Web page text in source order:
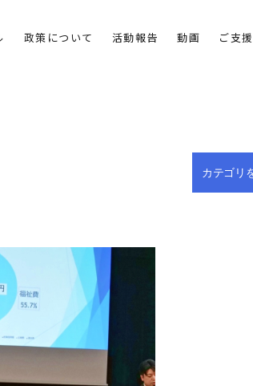
政策について 活動報告 動画 ご支